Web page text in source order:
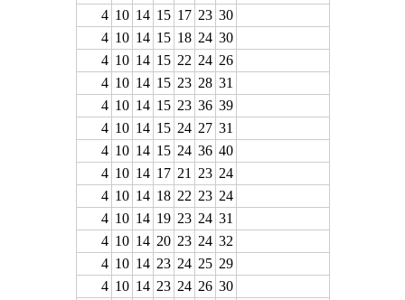
4 10 14 15 17 23 30
4 10 14 15 18 24 30
4 10 14 15 22 24 26
4 10 14 15 23 28 31
4 10 14 15 23 36 39
4 10 14 15 24 27 31
4 10 14 15 24 36 40
4 10 14 17 21 23 24
4 10 14 18 22 23 24
4 10 14 19 23 24 31
4 10 14 20 23 24 32
4 10 14 23 24 25 29
4 10 14 23 24 26 30